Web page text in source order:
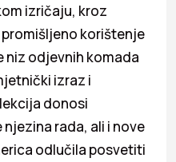
izričaju, kroz
korištenje
niz odjevnih komada
izraz i
donosi
rada, ali i nove
odlučila posvetiti